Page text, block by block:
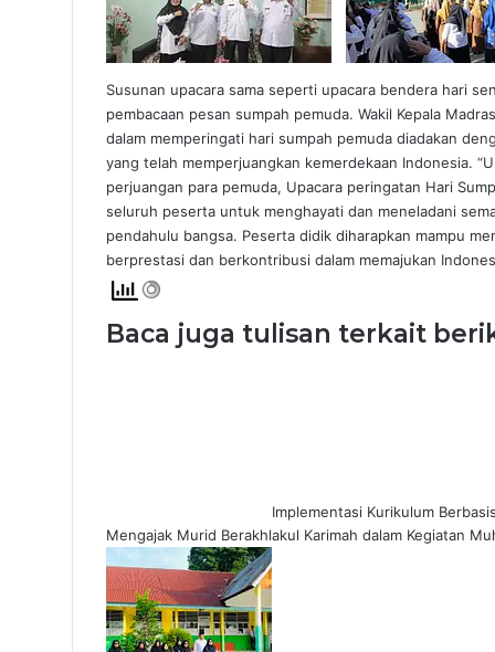
Susunan upacara sama seperti upacara bendera hari
pembacaan pesan sumpah pemuda. Wakil Kepala
dalam memperingati hari sumpah pemuda diadakan
yang telah memperjuangkan kemerdekaan Indonesia.
perjuangan para pemuda, Upacara peringatan Hari
seluruh peserta untuk menghayati dan meneladani
pendahulu bangsa. Peserta didik diharapkan mampu
berprestasi dan berkontribusi dalam memajukan
Baca juga tulisan terkait
Implementasi Kurikulum
Mengajak Murid Berakhlakul Karimah dalam Kegiatan